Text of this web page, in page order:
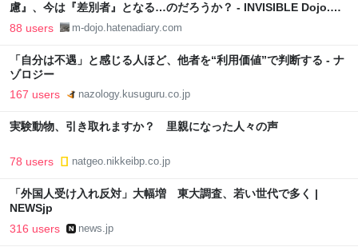
慮』、今は『差別者』となる…のだろうか？ - INVISIBLE Dojo.
ーQUIET & COLORFUL PLACE-
88 users m-dojo.hatenadiary.com
「自分は不遇」と感じる人ほど、他者を“利用価値”で判断する - ナ
ゾロジー
167 users nazology.kusuguru.co.jp
実験動物、引き取れますか？ 里親になった人々の声
78 users natgeo.nikkeibp.co.jp
「外国人受け入れ反対」大幅増 東大調査、若い世代で多く |
NEWSjp
316 users news.jp